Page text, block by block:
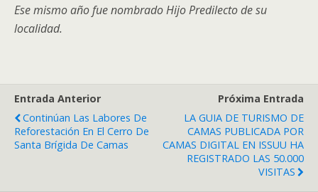
Ese mismo año fue nombrado Hijo Predilecto de su
localidad.
Entrada Anterior
Continúan Las Labores De
Reforestación En El Cerro De
Santa Brígida De Camas
Próxima Entrada
LA GUIA DE TURISMO DE
CAMAS PUBLICADA POR
CAMAS DIGITAL EN ISSUU HA
REGISTRADO LAS 50.000
VISITAS